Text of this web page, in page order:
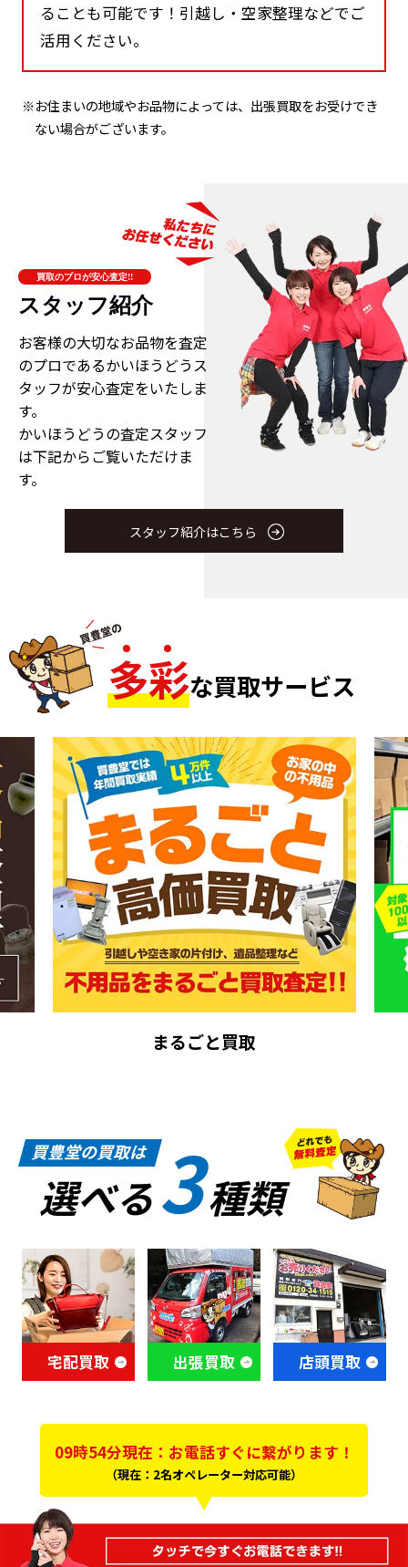
ることも可能です！引越し・空家整理などでご
活用ください。
※お住まいの地域やお品物によっては、出張買取をお受けでき
ない場合がございます。
買取のプロが安心査定!!
スタッフ紹介
お客様の大切なお品物を査定
のプロであるかいほうどうス
タッフが安心査定をいたしま
す。
かいほうどうの査定スタッフ
は下記からご覧いただけま
す。
スタッフ紹介はこちら
多彩な買取サービス
まるごと買取
買豊堂の買取は
選べる3種類
宅配買取 出張買取 店頭買取
09時54分現在：お電話すぐに繋がります！
（現在：2名オペレーター対応可能）